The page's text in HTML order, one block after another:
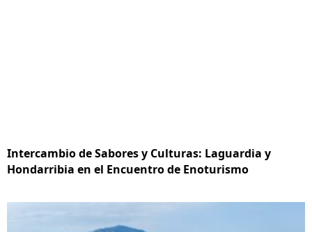
Intercambio de Sabores y Culturas: Laguardia y
Hondarribia en el Encuentro de Enoturismo